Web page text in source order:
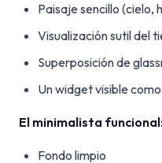
Paisaje sencillo (cielo,
Visualización sutil del
Superposición de
Un widget visible
El minimalista
Fondo limpio